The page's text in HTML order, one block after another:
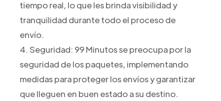
tiempo real, lo que les brinda visibilidad y
tranquilidad durante todo el proceso de
envío.
4. Seguridad: 99 Minutos se preocupa por la
seguridad de los paquetes, implementando
medidas para proteger los envíos y garantizar
que lleguen en buen estado a su destino.